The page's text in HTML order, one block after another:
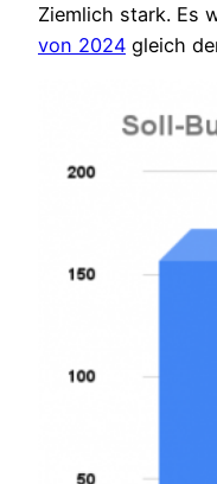
Ziemlich stark. Es
von 2024 gleich